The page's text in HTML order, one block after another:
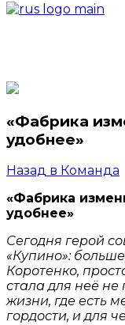
«Фабрика
удобнее»
Назад в Команда
«Фабрика
удобнее»
Сегодня герой
«Купино»:
Коротенко,
стала для неё не
жизни, где есть
гордости, и для